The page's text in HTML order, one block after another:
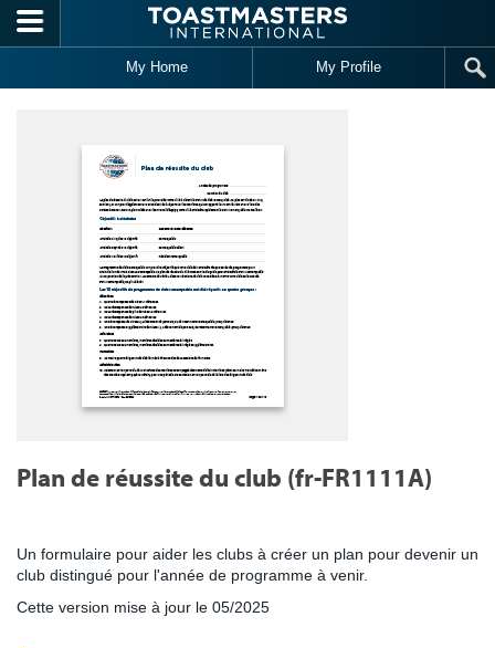
Skip to main content
My Home My Profile
Plan de réussite du club (fr-FR1111A)
Un formulaire pour aider les clubs à créer un plan pour devenir un
club distingué pour l'année de programme à venir.
Cette version mise à jour le 05/2025